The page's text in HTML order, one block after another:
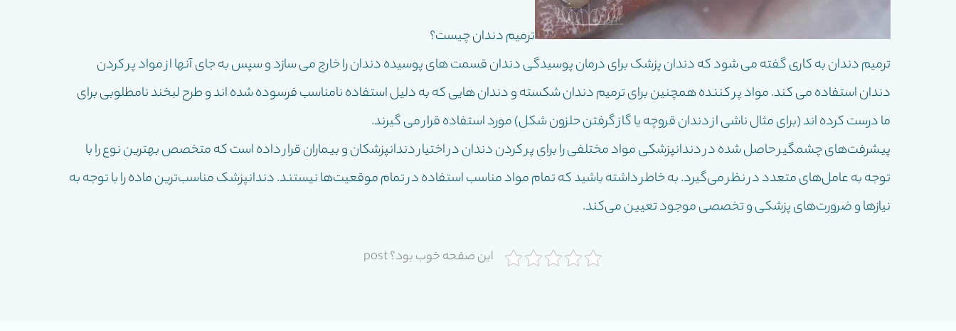
ترميم دندان چيست؟
ترميم دندان به كارى گفته مى شود كه دندان پزشک برای درمان پوسیدگی دندان قسمت های پوسیده دندان را خارج می سازد و سپس به جای آنها از مواد پر کردن
دندان استفاده می کند. مواد پر کننده همچنین برای ترمیم دندان شکسته و دندان هایی که به دلیل استفاده نامناسب فرسوده شده اند و طرح لبخند نامطلوبی برای
ما درست کرده اند (برای مثال ناشی از دندان قروچه یا گاز گرفتن حلزون شکل) مورد استفاده قرار می گیرند.
پیشرفت‌های چشمگیر حاصل شده در دندانپزشکی مواد مختلفی را برای پر کردن دندان در اختیار دندانپزشکان و بیماران قرار داده است که متخصص بهترین نوع را با
توجه به عامل‌های متعدد در نظر می‌گیرد. به خاطر داشته باشید که تمام مواد مناسب استفاده در تمام موقعیت‌ها نیستند. دندانپزشک مناسب‌ترین ماده را با توجه به
نیازها و ضرورت‌های پزشکی و تخصصی موجود تعیین می‌کند.
این صفحه خوب بود؟ post